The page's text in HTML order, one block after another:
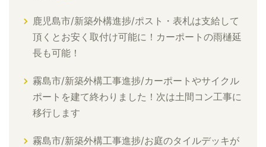
鹿児島市/新築外構進捗/ポスト・表札は支給して
頂くとお安く取付け可能に！カーポートの雨樋延
長も可能！
霧島市/新築外構工事進捗/カーポートやサイクル
ポートを建て終わりました！次は土間コン工事に
移行します
霧島市/新築外構工事進捗/お庭のタイルデッキが